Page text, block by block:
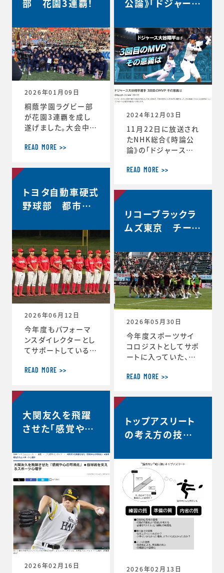
部 花園3連覇！
2026年01月09日
桐蔭学園ラグビー部
が花園3連覇を成し
遂げました。大会中の
＜12月30日 2回戦
G＞ 振り返りミーテ
る。これまで蓄積した
ものタフなゲームで
やってみる。主観的な
う整理するか。翌日の
練習から次のステー
ジの自分と向かい合
おう。 ≪12月31日≫
桐蔭学園ラグビーフ
ァミリー。昨年の3年
生が花園初戦に駆け
つけてくれました。 あ
READ MORE >>
公論》「ドジャース
回目のMVP その
意義は」
2024年12月03日
11月22日に放送され
たNHK総合《時論公
論》の「ドジャース大
MVP その意義は」内
意義 “最高の自分”を
今シーズン大谷選手
の活躍が示唆したこ
と」のコーナーで、ス
からの分析が放送さ
れました。◆放送内容
はこちら↓https://
www.nhk.jp/p/ts/
4V23PRP3YR/epis
ode/te/QNX8MVR
GJW
READ MORE >>
トヨタ自動車硬式
野球部 都市対
場決定
2026年06月12日
今年度もパフォーマ
ンスダイレクターとし
てサポートしているト
部が、都市対抗野球
選で第2代表戦で勝
が決定しました。 ◆
第97回都市対抗野球
大会 本大会出場決定
動車硬式野球部HPよ
り） https://redcr
uisers.toyotatim
es-sports.toyot
a/news/team_ne
ws-1505
READ MORE >>
リコーブラックラ
ムズ東京 チーム
2026年05月30日
今年度スポーツサイ
コロジストとしてサポ
ートに入っていた、リ
京は最終順位5位と
以降、チーム史上最
◆リーグワン2025-2
6 ディビジョン1 最終
順位5位のお知らせ
ズ公式HP） http
s://blackrams-to
kyo.com/news/in
formation/2025-2
026/20260525a.h
tml
READ MORE >>
大関友久を飛躍
させた「感覚や心
術を支えるスポー
ツ心理学【時事ド
ットコムニュー
ス】
2026年02月16日
トップアスリート
の考え方の技術
中、諦めずに粘り
強い選手は何を
考えているの
か？…
2026年02月13日